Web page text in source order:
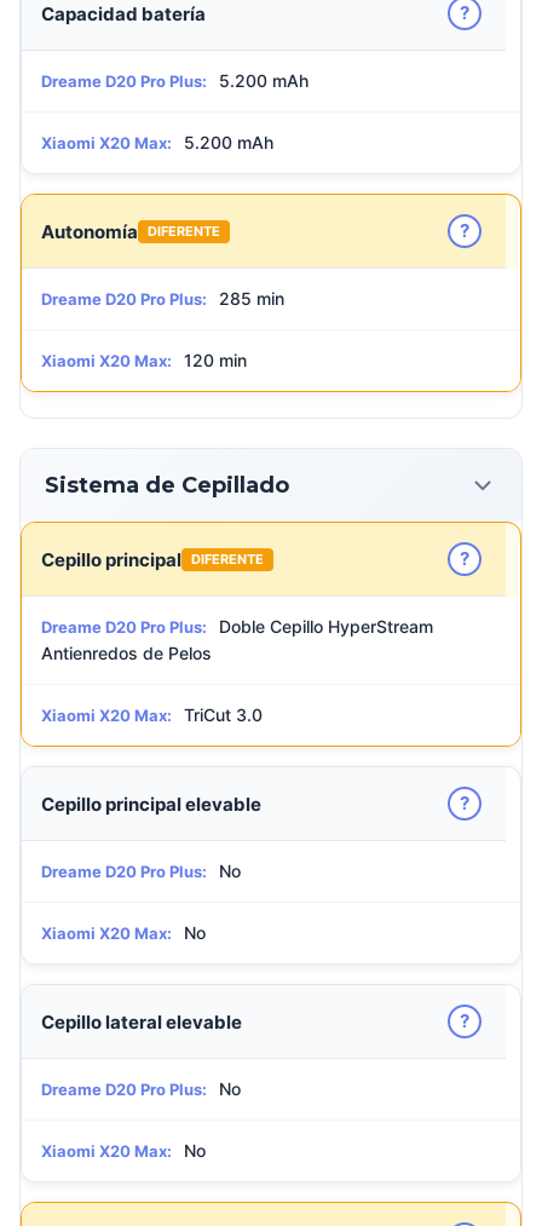
Capacidad batería ?
Dreame D20 Pro Plus: 5.200 mAh
Xiaomi X20 Max: 5.200 mAh
Autonomía DIFERENTE ?
Dreame D20 Pro Plus: 285 min
Xiaomi X20 Max: 120 min
Sistema de Cepillado
Cepillo principal DIFERENTE ?
Dreame D20 Pro Plus:
Doble Cepillo HyperStream
Antienredos de Pelos
Xiaomi X20 Max: TriCut 3.0
Cepillo principal elevable ?
Dreame D20 Pro Plus: No
Xiaomi X20 Max: No
Cepillo lateral elevable ?
Dreame D20 Pro Plus: No
Xiaomi X20 Max: No